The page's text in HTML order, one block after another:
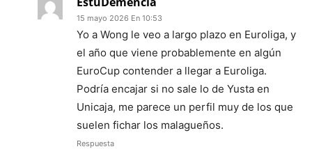
15 mayo 2026 En 10:53
Yo a Wong le veo a largo plazo en Euroliga, y
el año que viene probablemente en algún
EuroCup contender a llegar a Euroliga.
Podría encajar si no sale lo de Yusta en
Unicaja, me parece un perfil muy de los que
suelen fichar los malagueños.
Respuesta